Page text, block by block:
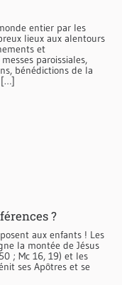
entier par les
lieux aux alentours
et
paroissiales,
bénédictions de la
[…]
?
aux enfants ! Les
la montée de Jésus
; Mc 16, 19) et les
ses Apôtres et se